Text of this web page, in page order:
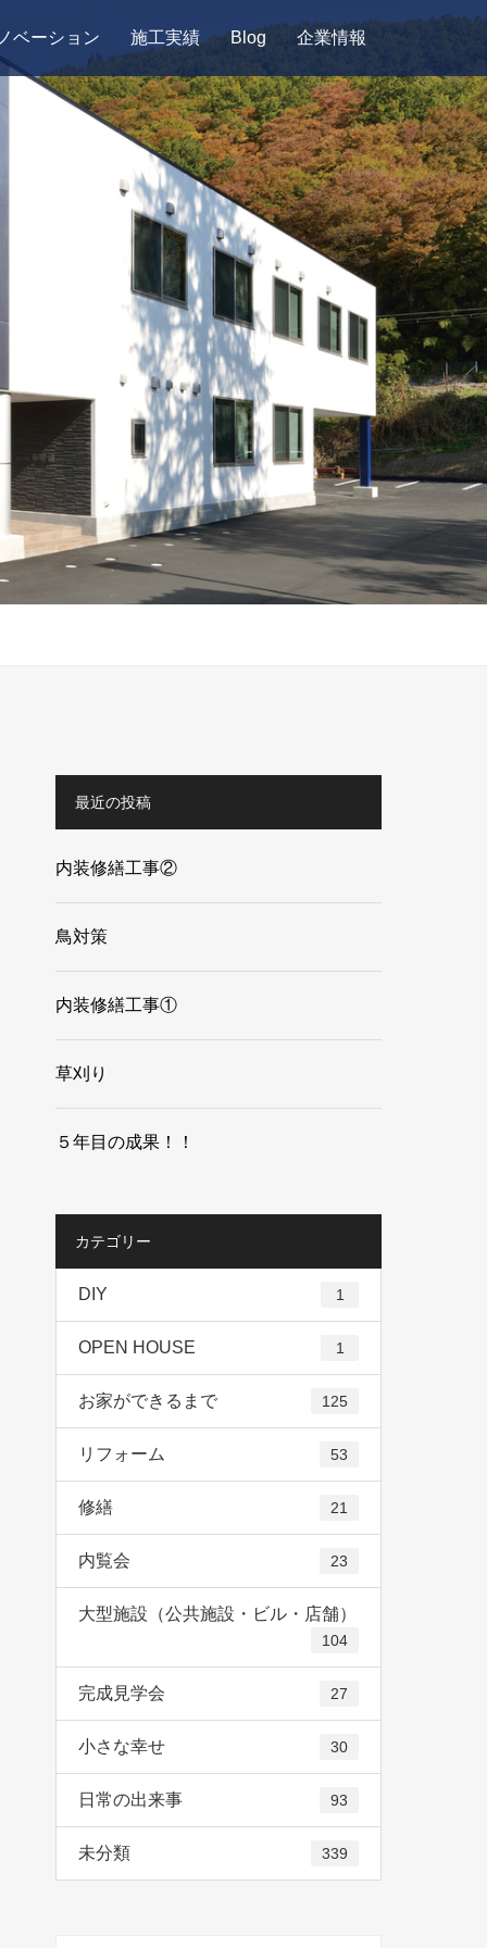
ベーション 施工実績 Blog 企業情報
最近の投稿
内装修繕工事②
鳥対策
内装修繕工事①
草刈り
５年目の成果！！
カテゴリー
DIY 1
OPEN HOUSE 1
お家ができるまで 125
リフォーム 53
修繕 21
内覧会 23
大型施設（公共施設・ビル・店舗）
104
完成見学会 27
小さな幸せ 30
日常の出来事 93
未分類 339